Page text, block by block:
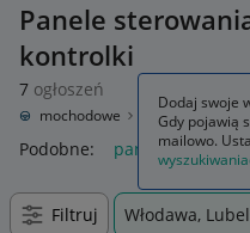
Panele
kontrolki
7 ogłoszeń
samochodowe Wyposażenie
Podobne: panele
Filtruj Włodawa,
Dodaj swoje
Gdy pojawią
mailowo.